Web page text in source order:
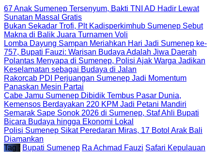
67 Anak Sumenep Tersenyum, Bakti TNI AD Hadir Lewat
Sunatan Massal Gratis
Bukan Sekadar Trofi, Plt Kadisperkimhub Sumenep Sebut
Makna di Balik Juara Turnamen Voli
Lomba Dayung Sampan Meriahkan Hari Jadi Sumenep ke-
757, Bupati Fauzi: Warisan Budaya Adalah Jiwa Daerah
Polantas Menyapa di Sumenep, Polisi Ajak Warga Jadikan
Keselamatan sebagai Budaya di Jalan
Rakorcab PDI Perjuangan Sumenep Jadi Momentum
Panaskan Mesin Partai
Cabe Jamu Sumenep Dibidik Tembus Pasar Dunia,
Kemensos Berdayakan 220 KPM Jadi Petani Mandiri
Semarak Sape Sonok 2026 di Sumenep, Staf Ahli Bupati
Bicara Budaya hingga Ekonomi Lokal
Polisi Sumenep Sikat Peredaran Miras, 17 Botol Arak Bali
Diamankan
Tag : Bupati Sumenep Ra Achmad Fauzi Safari Kepulauan